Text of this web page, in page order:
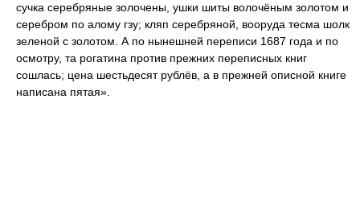
сучка серебряные золочены, ушки шиты волочёным золотом и
серебром по алому гзу; кляп серебряной, вооруда тесма шолк
зеленой с золотом. А по нынешней переписи 1687 года и по
осмотру, та рогатина против прежних переписных книг
сошлась; цена шестьдесят рублёв, а в прежней описной книге
написана пятая».